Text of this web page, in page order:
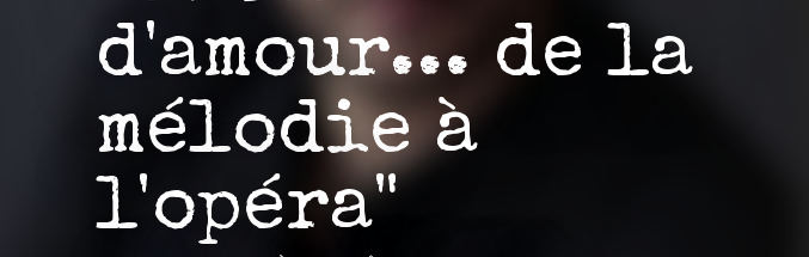
d'amour... de la
mélodie à
l'opéra"